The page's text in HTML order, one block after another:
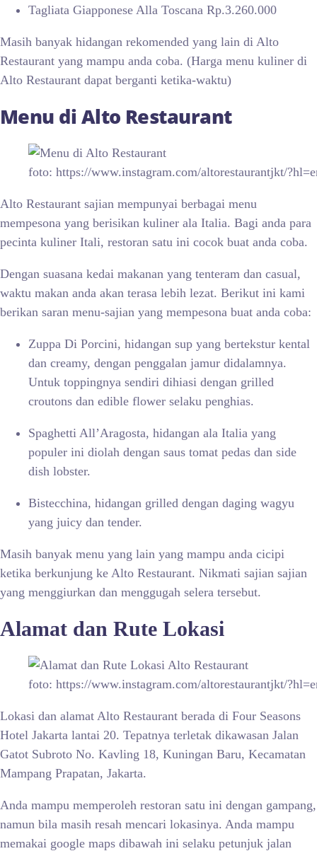
Tagliata Giapponese Alla Toscana Rp.3.260.000
Masih banyak hidangan rekomended yang lain di Alto
Restaurant yang mampu anda coba. (Harga menu kuliner di
Alto Restaurant dapat berganti ketika-waktu)
Menu di Alto Restaurant
foto: https://www.instagram.com/altorestaurantjkt/
Alto Restaurant sajian mempunyai berbagai menu
mempesona yang berisikan kuliner ala Italia. Bagi anda para
pecinta kuliner Itali, restoran satu ini cocok buat anda coba.
Dengan suasana kedai makanan yang tenteram dan casual,
waktu makan anda akan terasa lebih lezat. Berikut ini kami
berikan saran menu-sajian yang mempesona buat anda coba:
Zuppa Di Porcini, hidangan sup yang bertekstur kental
dan creamy, dengan penggalan jamur didalamnya.
Untuk toppingnya sendiri dihiasi dengan grilled
croutons dan edible flower selaku penghias.
Spaghetti All’Aragosta, hidangan ala Italia yang
populer ini diolah dengan saus tomat pedas dan side
dish lobster.
Bistecchina, hidangan grilled dengan daging wagyu
yang juicy dan tender.
Masih banyak menu yang lain yang mampu anda cicipi
ketika berkunjung ke Alto Restaurant. Nikmati sajian sajian
yang menggiurkan dan menggugah selera tersebut.
Alamat dan Rute Lokasi
foto: https://www.instagram.com/altorestaurantjkt/
Lokasi dan alamat Alto Restaurant berada di Four Seasons
Hotel Jakarta lantai 20. Tepatnya terletak dikawasan Jalan
Gatot Subroto No. Kavling 18, Kuningan Baru, Kecamatan
Mampang Prapatan, Jakarta.
Anda mampu memperoleh restoran satu ini dengan gampang,
namun bila masih resah mencari lokasinya. Anda mampu
memakai google maps dibawah ini selaku petunjuk jalan